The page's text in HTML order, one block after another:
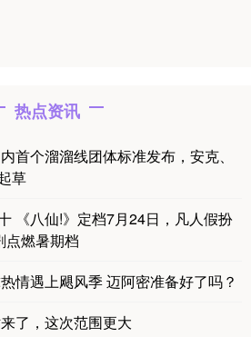
热点资讯
首个溜溜线团体标准发布，安克、
草
《八仙!》定档7月24日，凡人假扮
点燃暑期档
情遇上飓风季 迈阿密准备好了吗？
了，这次范围更大